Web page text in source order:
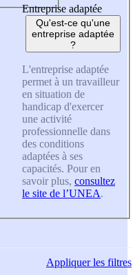
Entreprise adaptée
Qu'est-ce qu'une
entreprise adaptée
?
L'entreprise adaptée
permet à un travailleur
en situation de
handicap d'exercer
une activité
professionnelle dans
des conditions
adaptées à ses
capacités. Pour en
savoir plus, consultez
le site de l’UNEA.
Appliquerles filtres